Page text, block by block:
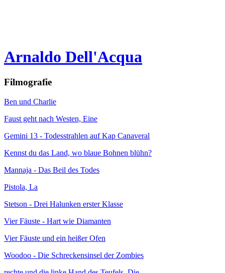
Arnaldo Dell'Acqua
Filmografie
Ben und Charlie
Faust geht nach Westen, Eine
Gemini 13 - Todesstrahlen auf Kap Canaveral
Kennst du das Land, wo blaue Bohnen blühn?
Mannaja - Das Beil des Todes
Pistola, La
Stetson - Drei Halunken erster Klasse
Vier Fäuste - Hart wie Diamanten
Vier Fäuste und ein heißer Ofen
Woodoo - Die Schreckensinsel der Zombies